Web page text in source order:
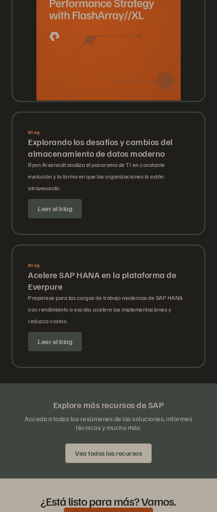
Blog
Explorando los desafíos y cambios del
almacenamiento de datos moderno
Ryan Arsenault analiza el panorama de TI en constante
evolución y la forma en que las organizaciones lo están
atravesando.
Leer el blog
Blog
Acelere SAP HANA en la plataforma de
Everpure
Prepárese para las cargas de trabajo modernas de SAP HANA
con rendimiento a escala, acelere las implementaciones y
reduzca costos.
Leer el blog
Explore más recursos de SAP
Acceda a todos los resúmenes de las soluciones, informes
técnicos y mucho más.
Vea todos los recursos
¿Está listo para más? Vamos.